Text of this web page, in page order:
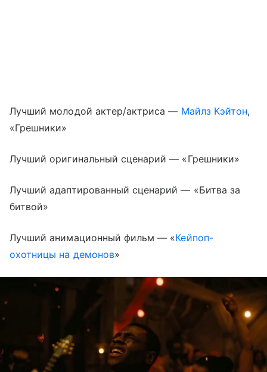
Лучший молодой актер/актриса — Майлз Кэйтон,
«Грешники»
Лучший оригинальный сценарий — «Грешники»
Лучший адаптированный сценарий — «Битва за
битвой»
Лучший анимационный фильм — «Кейпоп-
охотницы на демонов»